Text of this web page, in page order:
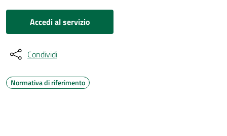
Accedi al servizio
Condividi
Normativa di riferimento